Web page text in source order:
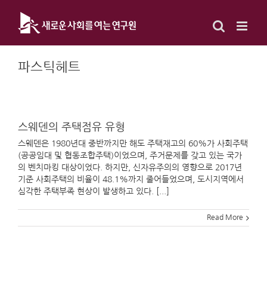
content
파스틱헤트
스웨덴의 주택점유 유형
스웨덴은 1980년대 중반까지만 해도 주택재고의 60%가 사회주택
(공공임대 및 협동조합주택)이었으며, 주거문제를 갖고 있는 국가
의 벤치마킹 대상이었다. 하지만, 신자유주의의 영향으로 2017년
기준 사회주택의 비율이 48.1%까지 줄어들었으며, 도시지역에서
심각한 주택부족 현상이 발생하고 있다. [...]
Read More